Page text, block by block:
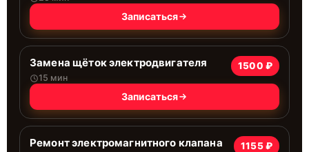
Записаться
Замена щёток электродвигателя
15 мин
1500 ₽
Записаться
Ремонт электромагнитного клапана 1155 ₽